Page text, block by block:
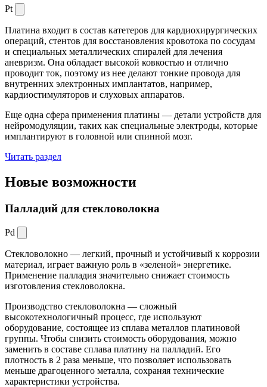
Pt
Платина входит в состав катетеров для кардиохирургических
операций, стентов для восстановления кровотока по сосудам
и специальных металлических спиралей для лечения
аневризм. Она обладает высокой ковкостью и отлично
проводит ток, поэтому из нее делают тонкие провода для
внутренних электронных имплантатов, например,
кардиостимуляторов и слуховых аппаратов.
Еще одна сфера применения платины — детали устройств для
нейромодуляции, таких как специальные электроды, которые
имплантируют в головной или спинной мозг.
Читать раздел
Новые возможности
Палладий для стекловолокна
Pd
Стекловолокно — легкий, прочный и устойчивый к коррозии
материал, играет важную роль в «зеленой» энергетике.
Применение палладия значительно снижает стоимость
изготовления стекловолокна.
Производство стекловолокна — сложный
высокотехнологичный процесс, где используют
оборудование, состоящее из сплава металлов платиновой
группы. Чтобы снизить стоимость оборудования, можно
заменить в составе сплава платину на палладий. Его
плотность в 2 раза меньше, что позволяет использовать
меньше драгоценного металла, сохраняя технические
характеристики устройства.